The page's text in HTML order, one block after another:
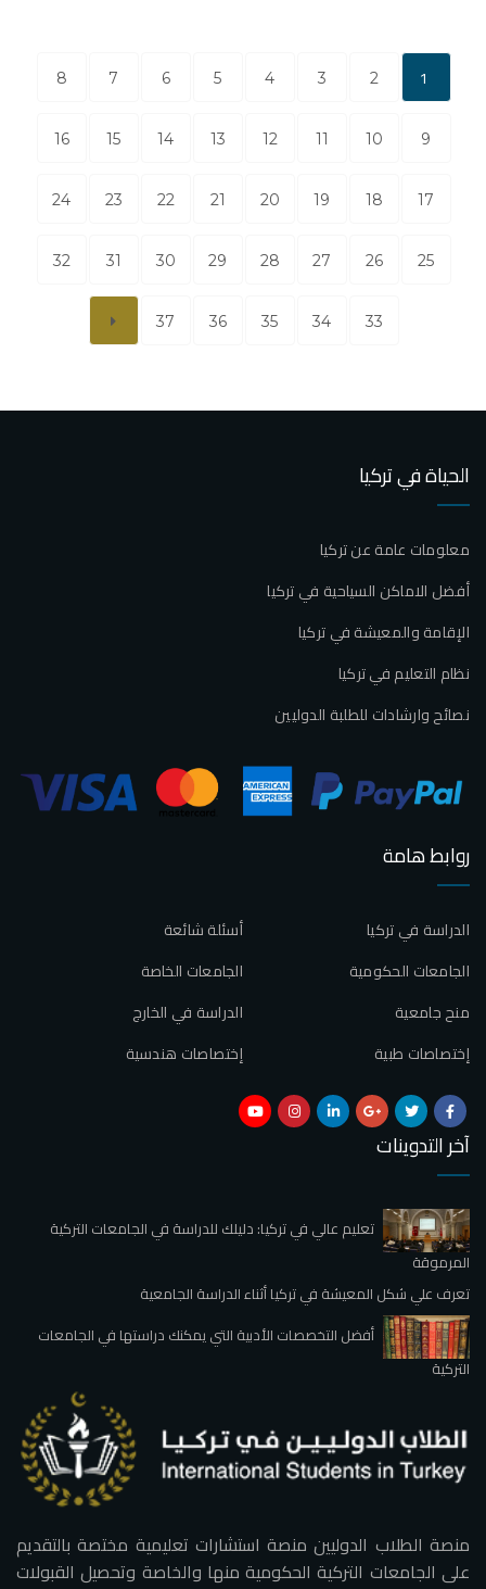
1
2
3
4
5
6
7
8
9
10
11
12
13
14
15
16
17
18
19
20
21
22
23
24
25
26
27
28
29
30
31
32
33
34
35
36
37
الحياة في تركيا
معلومات عامة عن تركيا
أفضل الاماكن السياحية في تركيا
الإقامة والمعيشة في تركيا
نظام التعليم في تركيا
نصائح وارشادات للطلبة الدوليين
روابط هامة
أسئلة شائعة
الدراسة في تركيا
الجامعات الخاصة
الجامعات الحكومية
الدراسة في الخارج
منح جامعية
إختصاصات هندسية
إختصاصات طبية
آخر التدوينات
تعليم عالي في تركيا: دليلك للدراسة في الجامعات التركية
المرموقة
تعرف علي شكل المعيشة في تركيا أثناء الدراسة الجامعية
أفضل التخصصات الأدبية التي يمكنك دراستها في الجامعات
التركية
منصة الطلاب الدوليين منصة استشارات تعليمية مختصة بالتقديم
على الجامعات التركية الحكومية منها والخاصة وتحصيل القبولات